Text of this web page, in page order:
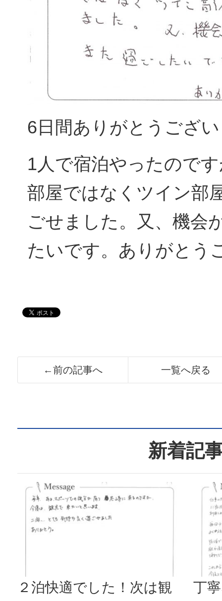
6日間ありがとうござ
1人で宿泊やったので
部屋ではなくツイン部
ごせました。又、機会
たいです。ありがとう
←前の記事へ 一覧へ戻る
新着記
２泊快適でした！次は観
丁